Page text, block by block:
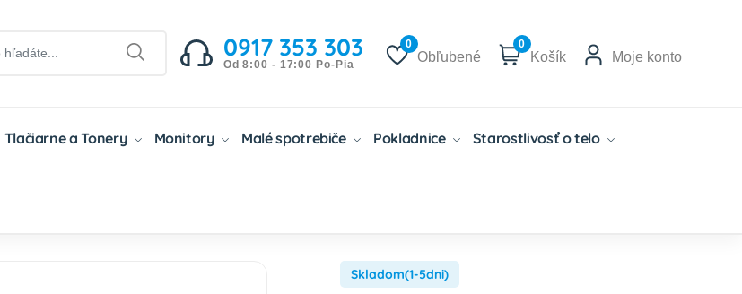
0917 353 303
Od 8:00 - 17:00 Po-Pia
0
Obľubené
0
Košík Moje konto
Tlačiarne a Tonery Monitory Malé spotrebiče Pokladnice Starostlivosť o telo
Skladom(1-5dni)